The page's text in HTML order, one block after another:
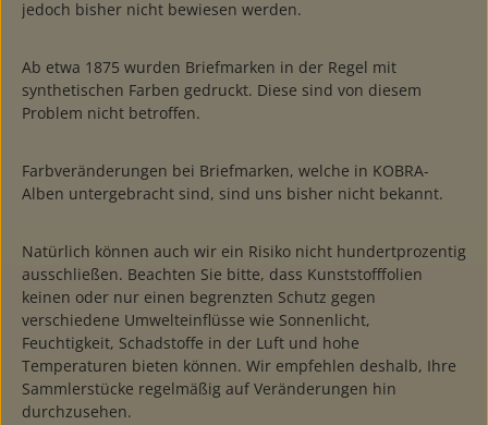
jedoch bisher nicht bewiesen werden.
Ab etwa 1875 wurden Briefmarken in der Regel mit
synthetischen Farben gedruckt. Diese sind von diesem
Problem nicht betroffen.
Farbveränderungen bei Briefmarken, welche in KOBRA-
Alben untergebracht sind, sind uns bisher nicht bekannt.
Natürlich können auch wir ein Risiko nicht hundertprozentig
ausschließen. Beachten Sie bitte, dass Kunststofffolien
keinen oder nur einen begrenzten Schutz gegen
verschiedene Umwelteinflüsse wie Sonnenlicht,
Feuchtigkeit, Schadstoffe in der Luft und hohe
Temperaturen bieten können. Wir empfehlen deshalb, Ihre
Sammlerstücke regelmäßig auf Veränderungen hin
durchzusehen.